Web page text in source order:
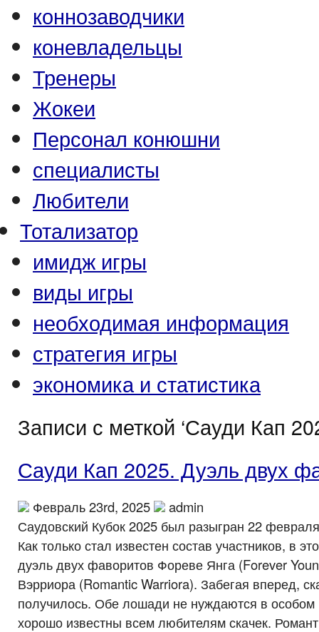
коннозаводчики
коневладельцы
Тренеры
Жокеи
Персонал конюшни
специалисты
Любители
Тотализатор
имидж игры
виды игры
необходимая информация
стратегия игры
экономика и статистика
Записи с меткой ‘Сауди Кап
Сауди Кап 2025. Дуэль двух
Февраль 23rd, 2025
admin
Саудовский Кубок 2025 был разыгран 22
Как только стал известен состав участников, в
дуэль двух фаворитов Фореве Янга (Forever
Вэрриора (Romantic Warriora). Забегая вперед,
получилось. Обе лошади не нуждаются в особом
хорошо известны всем любителям скачек.